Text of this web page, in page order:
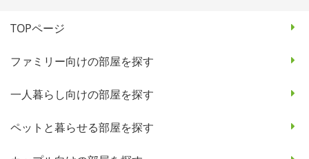
TOPページ
ファミリー向けの部屋を探す
一人暮らし向けの部屋を探す
ペットと暮らせる部屋を探す